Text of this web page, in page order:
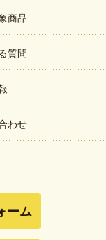
商品
質問
わせ
ーム